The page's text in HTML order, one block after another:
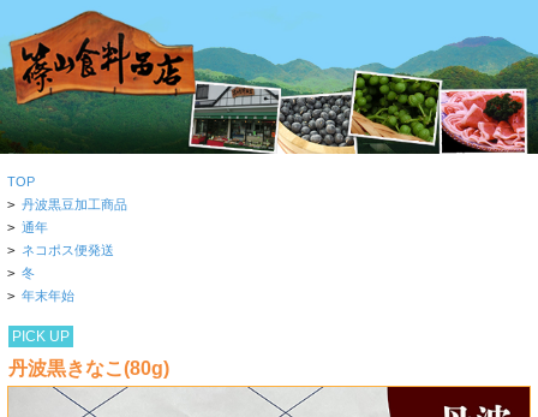
TOP
> 丹波黒豆加工商品
> 通年
> ネコポス便発送
> 冬
> 年末年始
PICK UP
丹波黒きなこ(80g)